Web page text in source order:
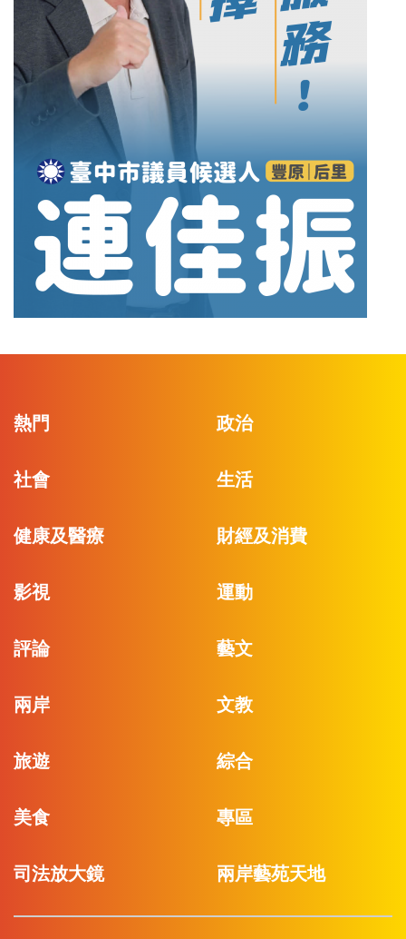
熱門 政治
社會 生活
健康及醫療 財經及消費
影視 運動
評論 藝文
兩岸 文教
旅遊 綜合
美食 專區
司法放大鏡 兩岸藝苑天地